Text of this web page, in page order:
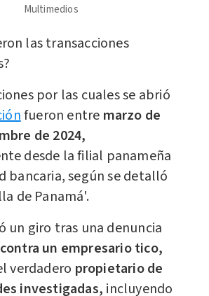
Multimedios
las transacciones
por las cuales se abrió
fueron entre marzo de
de 2024,
desde la filial panameña
bancaria, según se detalló
de Panamá'.
un giro tras una denuncia
contra un empresario tico,
verdadero propietario de
investigadas, incluyendo